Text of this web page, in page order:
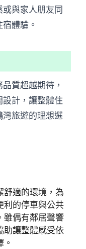
與家人朋友同
體驗。
質超越期待，
計，讓整體住
灣旅遊的理想選
舒適的環境，為
利的停車與公共
雖偶有鄰居聲響
助讓整體感受依